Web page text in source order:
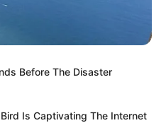
Before The Disaster
Is Captivating The Internet